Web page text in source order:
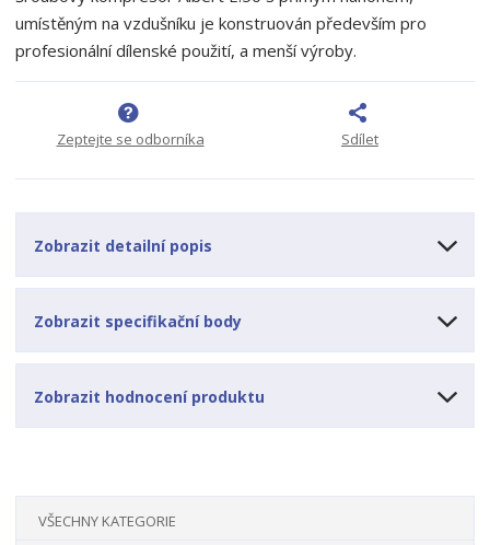
p
o
č
e
m
n
ž
n
o
ž
s
umístěným na vzdušníku je konstruován především pro
profesionální dílenské použití, a menší výroby.
Zeptejte se odborníka Sdílet
Zobrazit detailní popis
Zobrazit specifikační body
Zobrazit hodnocení produktu
VŠECHNY KATEGORIE